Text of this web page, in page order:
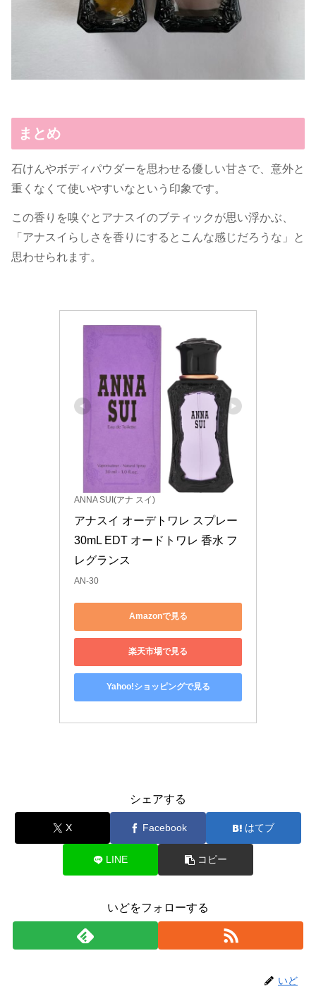
まとめ
石けんやボディパウダーを思わせる優しい甘さで、意外と
重くなくて使いやすいなという印象です。
この香りを嗅ぐとアナスイのブティックが思い浮かぶ、
「アナスイらしさを香りにするとこんな感じだろうな」と
思わせられます。
ANNA SUI(アナ スイ)
アナスイ オーデトワレ スプレー
30mL EDT オードトワレ 香水 フ
レグランス
AN-30
Amazonで見る
楽天市場で見る
Yahoo!ショッピングで見る
シェアする
X Facebook はてブ
LINE コピー
いどをフォローする
いど